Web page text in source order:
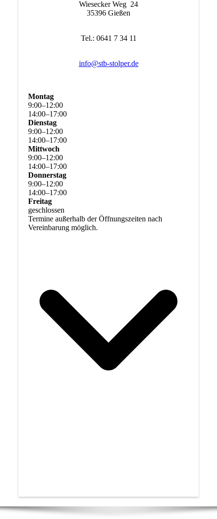
Wiesecker Weg 24
35396 Gießen
Tel.: 0641 7 34 11
info@stb-stolper.de
Montag
9:00–12:00
14:00–17:00
Dienstag
9:00–12:00
14:00–17:00
Mittwoch
9:00–12:00
14:00–17:00
Donnerstag
9:00–12:00
14:00–17:00
Freitag
geschlossen
Termine außerhalb der Öffnungszeiten nach
Vereinbarung möglich.